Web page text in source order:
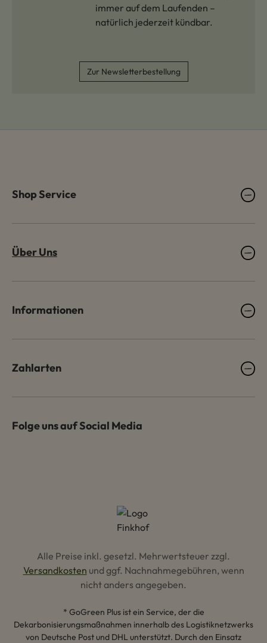
immer auf dem Laufenden –
natürlich jederzeit kündbar.
Zur Newsletterbestellung
Shop Service
Über Uns
Informationen
Zahlarten
Folge uns auf Social Media
Alle Preise inkl. gesetzl. Mehrwertsteuer zzgl.
Versandkosten und ggf. Nachnahmegebühren, wenn
nicht anders angegeben.
* GoGreen Plus ist ein Service, der die
Dekarbonisierungsmaßnahmen innerhalb des Logistiknetzwerks
von Deutsche Post und DHL unterstützt. Durch den Einsatz